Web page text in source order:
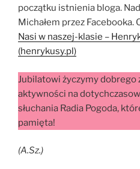
początku istnienia bloga.
Michałem przez
Nasi w naszej-klasie –
(henrykusy.pl)
Jubilatowi życzymy dobrego
aktywności na
słuchania Radia Pogoda,
pamięta!
(A.Sz.)